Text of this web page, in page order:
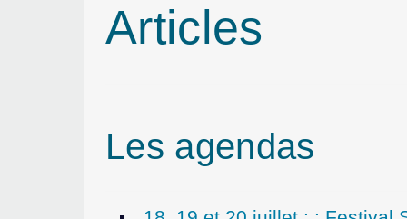
Articles
Les agendas